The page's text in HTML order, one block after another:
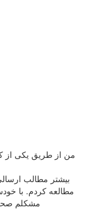
من از طریق یکی از
بیشتر مطالب
مطالعه کردم. با
مشکلم